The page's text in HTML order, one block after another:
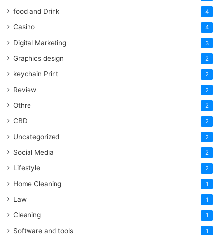
food and Drink 4
Casino 4
Digital Marketing 3
Graphics design 2
keychain Print 2
Review 2
Othre 2
CBD 2
Uncategorized 2
Social Media 2
Lifestyle 2
Home Cleaning 1
Law 1
Cleaning 1
Software and tools 1